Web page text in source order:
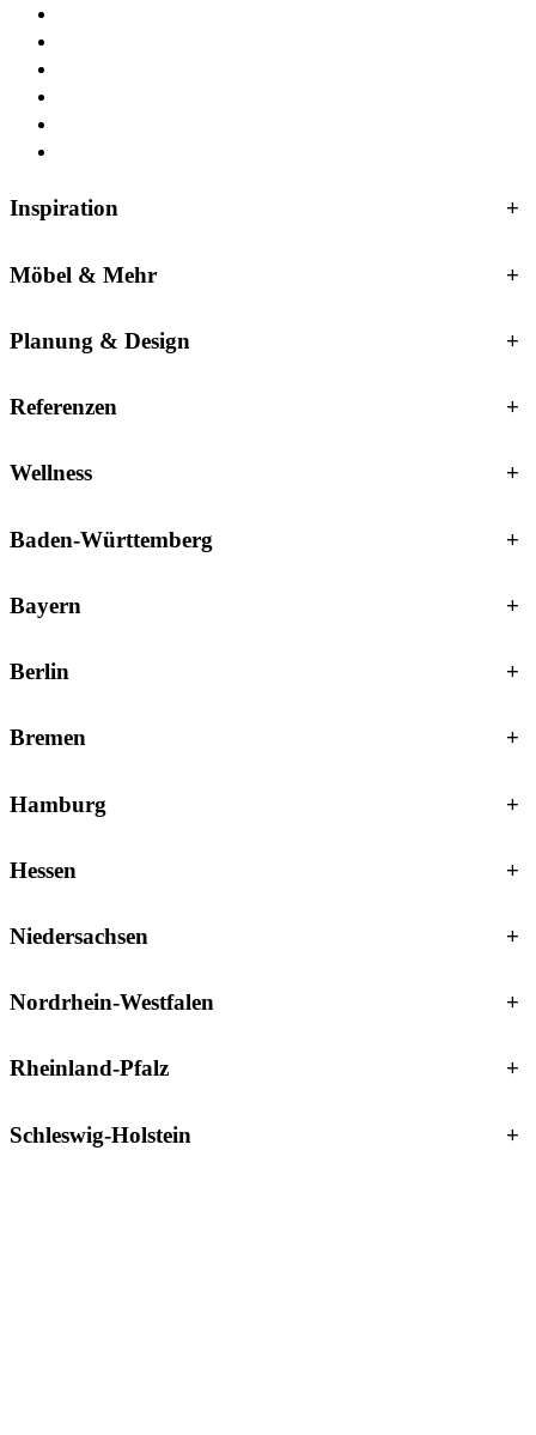
Inspiration +
Möbel & Mehr +
Planung & Design +
Referenzen +
Wellness +
Baden-Württemberg +
Bayern +
Berlin +
Bremen +
Hamburg +
Hessen +
Niedersachsen +
Nordrhein-Westfalen +
Rheinland-Pfalz +
Schleswig-Holstein +